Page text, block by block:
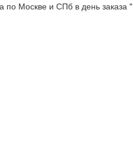
по Москве и СПб в день заказа "